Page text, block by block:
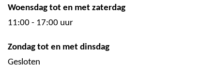
Woensdag tot en met zaterdag
11:00 - 17:00 uur
Zondag tot en met dinsdag
Gesloten